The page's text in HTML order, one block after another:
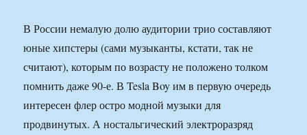
В России немалую долю аудитории трио составляют
юные хипстеры (сами музыканты, кстати, так не
считают), которым по возрасту не положено толком
помнить даже 90-е. В Tesla Boy им в первую очередь
интересен флер остро модной музыки для
продвинутых. А ностальгический электроразряд